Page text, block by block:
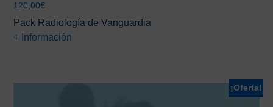
120,00€
Pack Radiología de Vanguardia
+ Información
¡Oferta!